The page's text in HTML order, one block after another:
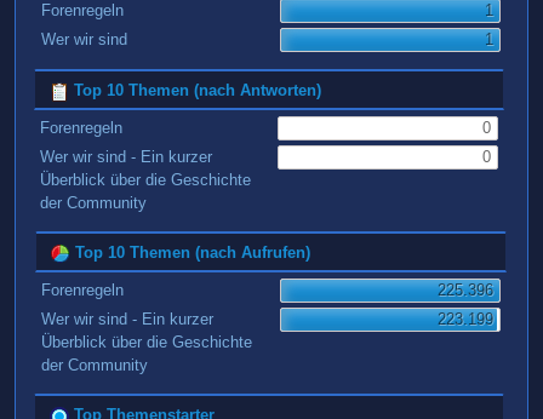
Forenregeln
1
Wer wir sind
1
Top 10 Themen (nach Antworten)
Forenregeln
0
Wer wir sind - Ein kurzer
Überblick über die Geschichte
der Community
0
Top 10 Themen (nach Aufrufen)
Forenregeln
225.396
Wer wir sind - Ein kurzer
Überblick über die Geschichte
der Community
223.199
Top Themenstarter